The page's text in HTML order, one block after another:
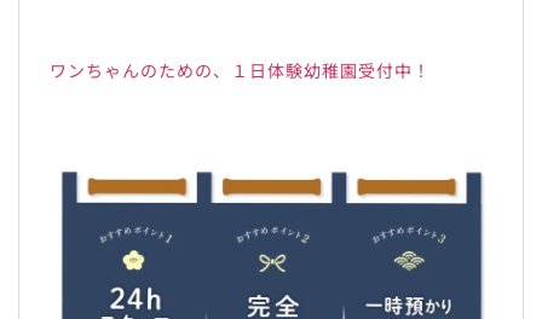
ワンちゃんのための、１日体験幼稚園受付中！